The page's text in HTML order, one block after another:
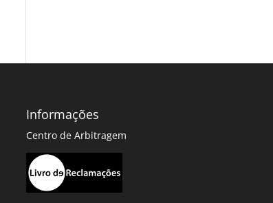
Informações
Centro de Arbitragem